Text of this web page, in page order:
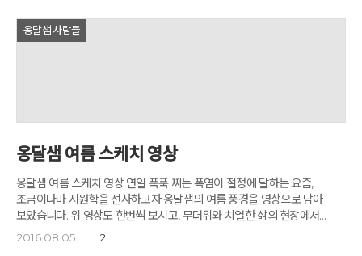
놓칠 새라 꼼꼼하게 메모하며 강의를 듣는 학생들이네요. '인생 곡선 그리기'
시간입니다. 학생들이 살아오는 동안 가장 행복했던 순간과 힘들었던
알아보고 세계시민으로서의 비전, 선한행동의 사례들과 '대화법'까지
공부합니다. '2분 스피치' 작성에 들어간 학생들입니다. 고도원님의'2분
스피치 특강'을 토대로 각자의 꿈과 꿈너머 꿈에 대해 발표 할 원고를
작성하거나 친구와 글의 내용과 방향에 대해 의논하기도 합니다. 조별 '2분
스피치' 발표에 이어 꿈방 별로 '2분 스피치'를 하는 시간입니다. 조, 꿈방,
학년 별로 '2분 스피치'는 모든 학생들이 세 차례 이상 발표할 수 있는
옹달샘 사람들
옹달샘 여름 스케치 영상
옹달샘 여름 스케치 영상 연일 푹푹 찌는 폭염이 절정에 달하는 요즘,
조금이나마 시원함을 선사하고자 옹달샘의 여름 풍경을 영상으로 담아
보았습니다. 위 영상도 한번씩 보시고, 무더위와 치열한 삶의 현장에서
벗어나 '잠깐멈춤'의 시간을 보내실 수 있는 시간 되시길 바랍니다.
2016.08.05 2